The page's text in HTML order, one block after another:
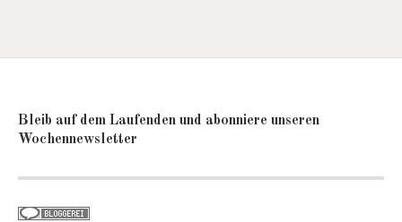
Bleib auf dem Laufenden und abonniere unseren
Wochennewsletter